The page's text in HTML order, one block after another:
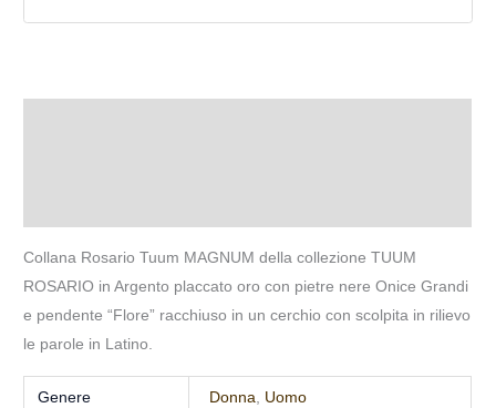
Collana Rosario Tuum MAGNUM della collezione TUUM
ROSARIO in Argento placcato oro con pietre nere Onice Grandi
e pendente “Flore” racchiuso in un cerchio con scolpita in rilievo
le parole in Latino.
Genere Donna, Uomo